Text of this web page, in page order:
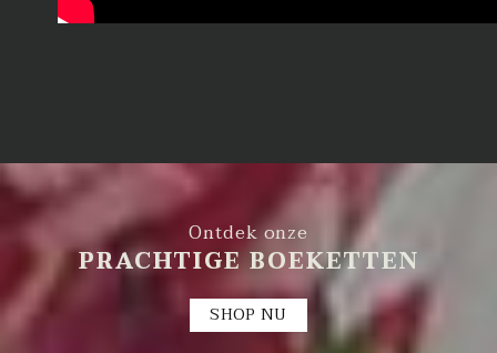
Ontdek onze
PRACHTIGE BOEKETTEN
SHOP NU